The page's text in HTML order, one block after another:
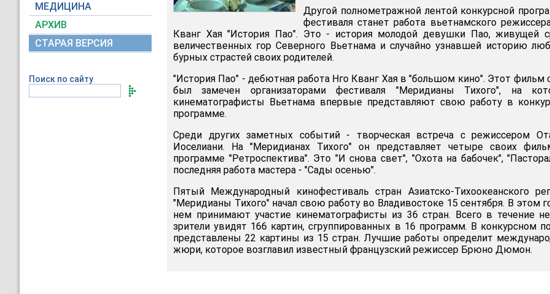
МЕДИЦИНА
АРХИВ
СТАРАЯ ВЕРСИЯ
Поиск по сайту
Другой полнометражной лентой конкурсной
фестиваля станет работа вьетнамского
Кванг Хая "История Пао". Это - история молодой девушки Пао, живущей
величественных гор Северного Вьетнама и случайно узнавшей историю
бурных страстей своих родителей.
"История Пао" - дебютная работа Нго Кванг Хая в "большом кино". Этот фильм
был замечен организаторами фестиваля "Меридианы Тихого", на
кинематографисты Вьетнама впервые представляют свою работу в
программе.
Среди других заметных событий - творческая встреча с режиссером
Иоселиани. На "Меридианах Тихого" он представляет четыре своих
программе "Ретроспектива". Это "И снова свет", "Охота на бабочек",
последняя работа мастера - "Сады осенью".
Пятый Международный кинофестиваль стран Азиатско-Тихоокеанского
"Меридианы Тихого" начал свою работу во Владивостоке 15 сентября. В этом
нем принимают участие кинематографисты из 36 стран. Всего в течение
зрители увидят 166 картин, сгруппированных в 16 программ. В конкурсном
представлены 22 картины из 15 стран. Лучшие работы определит
жюри, которое возглавил известный французский режиссер Брюно Дюмон.